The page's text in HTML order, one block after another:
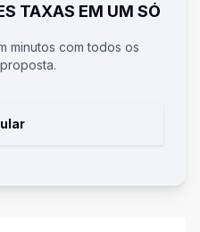
TAXAS EM UM SÓ
minutos com todos os